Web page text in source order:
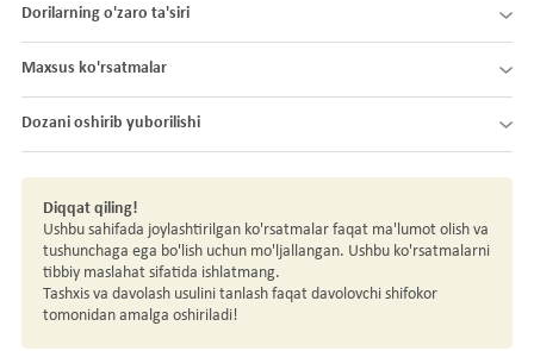
Dorilarning o'zaro ta'siri
Maxsus ko'rsatmalar
Dozani oshirib yuborilishi
Diqqat qiling!
Ushbu sahifada joylashtirilgan ko'rsatmalar faqat ma'lumot olish va
tushunchaga ega bo'lish uchun mo'ljallangan. Ushbu ko'rsatmalarni
tibbiy maslahat sifatida ishlatmang.
Tashxis va davolash usulini tanlash faqat davolovchi shifokor
tomonidan amalga oshiriladi!